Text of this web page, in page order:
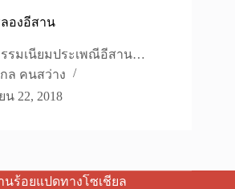
องอีสาน
รมเนียมประเพณีอีสาน…
ล คนสว่าง
22, 2018
นร้อยแปดทางโซเชียล